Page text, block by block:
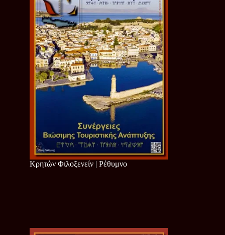
Κρητών Φιλοξενείν | Ρέθυμνο